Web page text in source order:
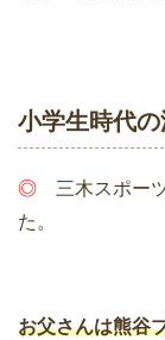
小学生時代
◎ 三木スポー
た。
お父さんは熊谷